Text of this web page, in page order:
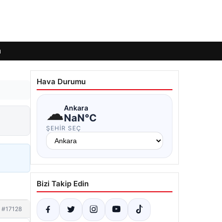
#17128
Hava Durumu
☁Ankara
NaN°C
ŞEHIR SEÇ
Bizi Takip Edin